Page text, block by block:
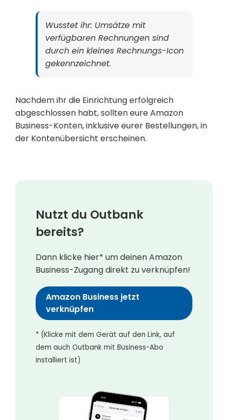
Wusstet ihr: Umsätze mit
verfügbaren Rechnungen sind
durch ein kleines Rechnungs-Icon
gekennzeichnet.
Nachdem ihr die Einrichtung erfolgreich
abgeschlossen habt, sollten eure Amazon
Business-Konten, inklusive eurer Bestellungen, in
der Kontenübersicht erscheinen.
Nutzt du Outbank
bereits?
Dann klicke hier* um deinen Amazon
Business-Zugang direkt zu verknüpfen!
Amazon Business jetzt
verknüpfen
* (Klicke mit dem Gerät auf den Link, auf
dem auch Outbank mit Business-Abo
installiert ist)